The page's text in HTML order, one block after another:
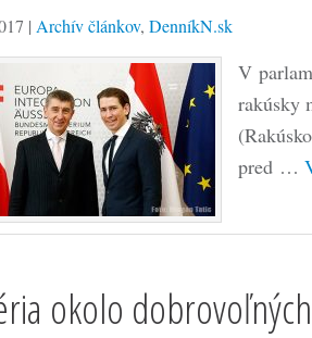
| Archív článkov, DenníkN.sk
V
rakúsky
pred …
okolo